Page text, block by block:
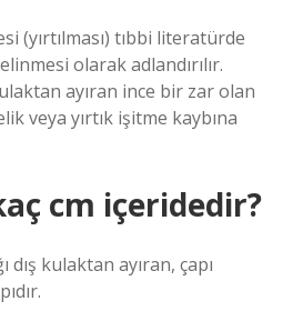
(yırtılması) tıbbi literatürde
olarak adlandırılır.
ayıran ince bir zar olan
veya yırtık işitme kaybına
cm içeridedir?
dış kulaktan ayıran, çapı